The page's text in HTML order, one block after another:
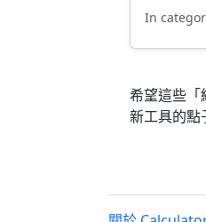
In
希望這些「
新工具的點